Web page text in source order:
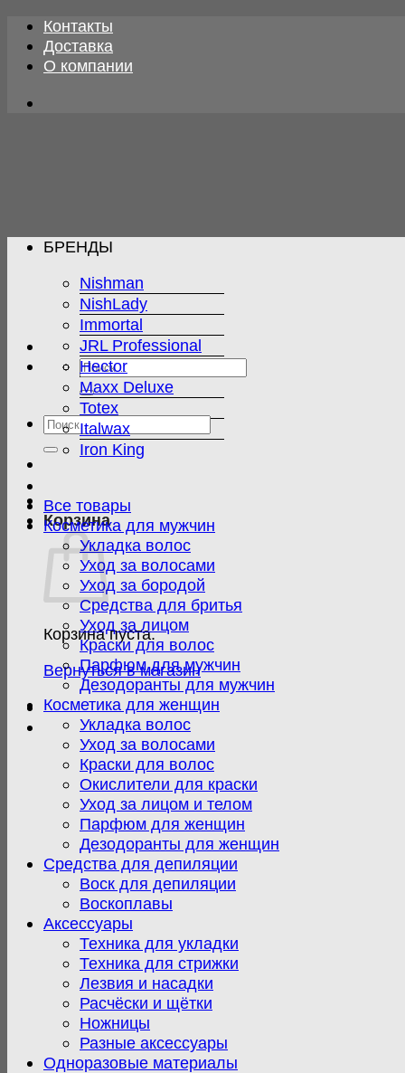
Skip
content
Контакты
Доставка
О компании
Искать:
Искать:
Корзина
Корзина пуста.
Вернуться в магазин
БРЕНДЫ
Nishman
NishLady
Immortal
JRL Professional
Hector
Maxx Deluxe
Totex
Italwax
Iron King
Все товары
Косметика для мужчин
Укладка волос
Уход за волосами
Уход за бородой
Средства для бритья
Уход за лицом
Краски для волос
Парфюм для мужчин
Дезодоранты для мужчин
Косметика для женщин
Укладка волос
Уход за волосами
Краски для волос
Окислители для краски
Уход за лицом и телом
Парфюм для женщин
Дезодоранты для женщин
Средства для депиляции
Воск для депиляции
Воскоплавы
Аксессуары
Техника для укладки
Техника для стрижки
Лезвия и насадки
Расчёски и щётки
Ножницы
Разные аксессуары
Одноразовые материалы